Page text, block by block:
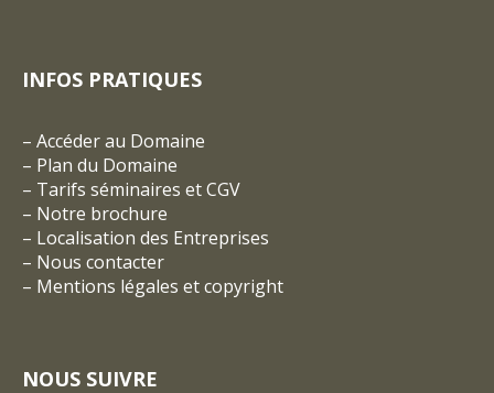
INFOS PRATIQUES
– Accéder au Domaine
– Plan du Domaine
– Tarifs séminaires et CGV
– Notre brochure
– Localisation des Entreprises
– Nous contacter
– Mentions légales et copyright
NOUS SUIVRE